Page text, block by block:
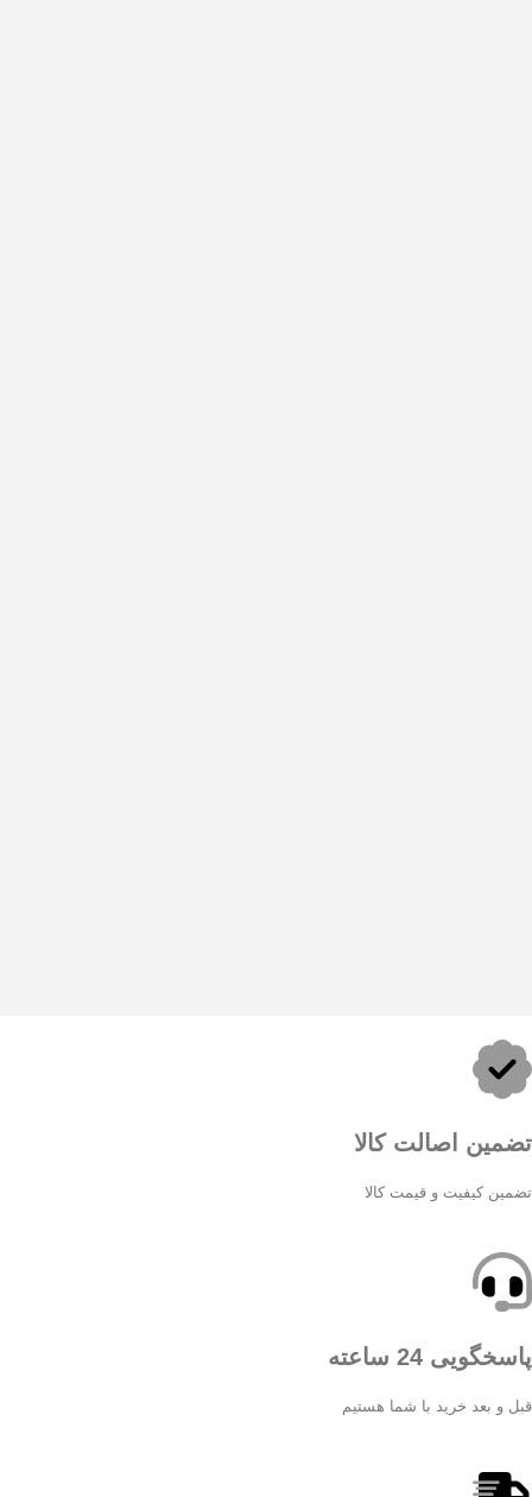
تضمین اصالت کالا
تضمین کیفیت و قیمت کالا
پاسخگویی 24 ساعته
قبل و بعد خرید با شما هستیم